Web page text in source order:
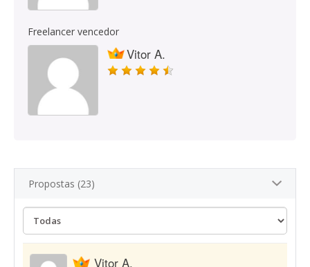
Freelancer vencedor
Vitor A.
Propostas (23)
Vitor A.